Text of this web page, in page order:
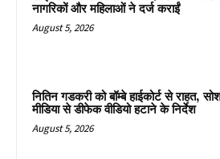
नागरिकों और महिलाओं ने दर्ज कराईं
August 5, 2026
नितिन गडकरी को बॉम्बे हाईकोर्ट से राहत,
मीडिया से डीफेक वीडियो हटाने के निर्देश
August 5, 2026